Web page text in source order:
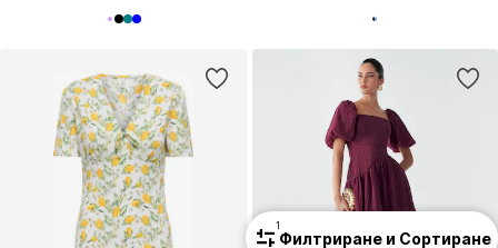
1
Филтриране и Сортиране